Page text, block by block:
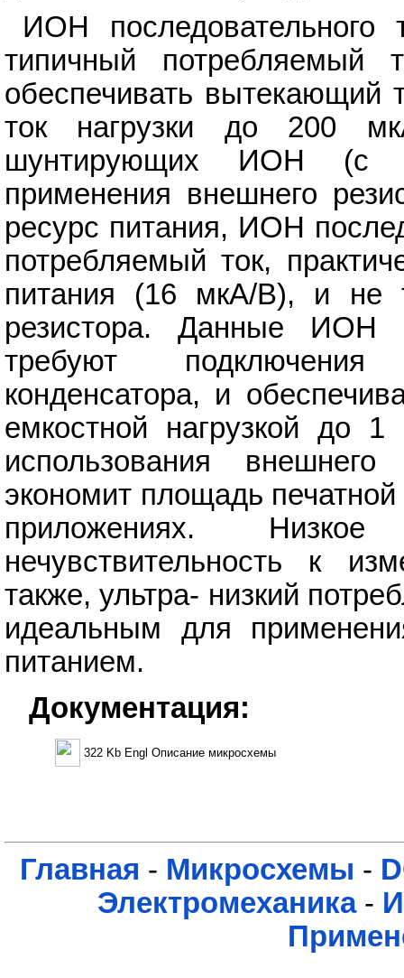
ИОН последовательного
типичный
обеспечивать вытекающий
ток нагрузки до 200
шунтирующих ИОН (с
применения внешнего
ресурс питания, ИОН
потребляемый ток,
питания (16 мкА/В), и не
резистора. Данные ИОН
требуют подключения
конденсатора, и
емкостной нагрузкой до
использования внешнего
экономит площадь
приложениях.
нечувствительность к
также, ультра- низкий
идеальным для
питанием.
Документация:
322 Kb Engl Описание микросхемы
Главная - Микросхемы -
Электромеханика-